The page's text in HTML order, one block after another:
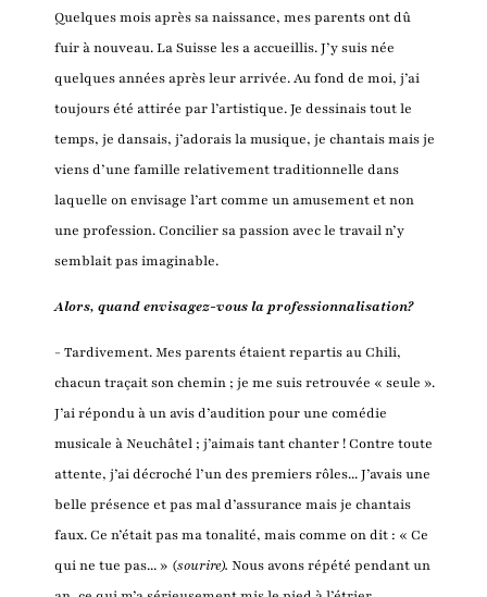
Quelques mois après sa naissance, mes parents ont dû
fuir à nouveau. La Suisse les a accueillis. J’y suis née
quelques années après leur arrivée. Au fond de moi, j’ai
toujours été attirée par l’artistique. Je dessinais tout le
temps, je dansais, j’adorais la musique, je chantais mais je
viens d’une famille relativement traditionnelle dans
laquelle on envisage l’art comme un amusement et non
une profession. Concilier sa passion avec le travail n’y
semblait pas imaginable.
Alors, quand envisagez-vous la professionnalisation?
- Tardivement. Mes parents étaient repartis au Chili,
chacun traçait son chemin ; je me suis retrouvée « seule ».
J’ai répondu à un avis d’audition pour une comédie
musicale à Neuchâtel ; j’aimais tant chanter ! Contre toute
attente, j’ai décroché l’un des premiers rôles... J’avais une
belle présence et pas mal d’assurance mais je chantais
faux. Ce n’était pas ma tonalité, mais comme on dit : « Ce
qui ne tue pas... » (sourire). Nous avons répété pendant un